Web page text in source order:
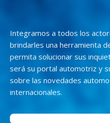
Integramos a todos los
brindarles una herramienta
permita solucionar sus
será su portal automotriz y
sobre las novedades
internacionales.